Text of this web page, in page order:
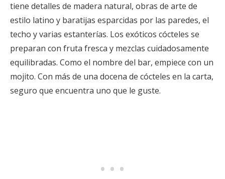
tiene detalles de madera natural, obras de arte de
estilo latino y baratijas esparcidas por las paredes, el
techo y varias estanterías. Los exóticos cócteles se
preparan con fruta fresca y mezclas cuidadosamente
equilibradas. Como el nombre del bar, empiece con un
mojito. Con más de una docena de cócteles en la carta,
seguro que encuentra uno que le guste.